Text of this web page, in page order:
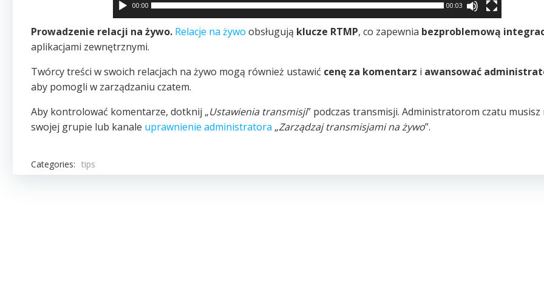
00:00 00:03
Prowadzenie relacji na żywo. Relacje na żywo obsługują klucze RTMP, co zapewnia bezproblemową
aplikacjami zewnętrznymi.
Twórcy treści w swoich relacjach na żywo mogą również ustawić cenę za komentarz i awansować
aby pomogli w zarządzaniu czatem.
Aby kontrolować komentarze, dotknij „Ustawienia transmisji” podczas transmisji. Administratorom czatu musisz
swojej grupie lub kanale uprawnienie administratora „Zarządzaj transmisjami na żywo”.
Categories: tips